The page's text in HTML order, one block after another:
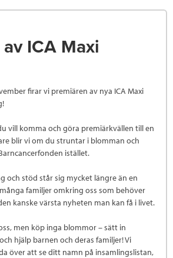
ICA Maxi
firar vi premiären av nya ICA Maxi
vill komma och göra premiärkvällen till en
blir vi om du struntar i blomman och
istället.
och stöd står sig mycket längre än en
familjer omkring oss som behöver
kanske värsta nyheten man kan få i livet.
men köp inga blommor – sätt in
hjälp barnen och deras familjer! Vi
över att se ditt namn på insamlingslistan,